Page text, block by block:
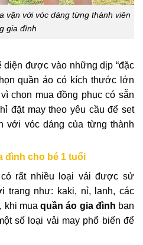
vặn với vóc dáng từng thành viên
gia đình
diện được vào những dịp “đặc
quần áo có kích thước lớn
chọn mua đồng phục có sẵn
đặt may theo yêu cầu để set
với vóc dáng của từng thành
đình cho bé 1 tuổi
rất nhiều loại vải được sử
trang như: kaki, nỉ, lanh, các
khi mua quần áo gia đình bạn
số loại vải may phổ biến để